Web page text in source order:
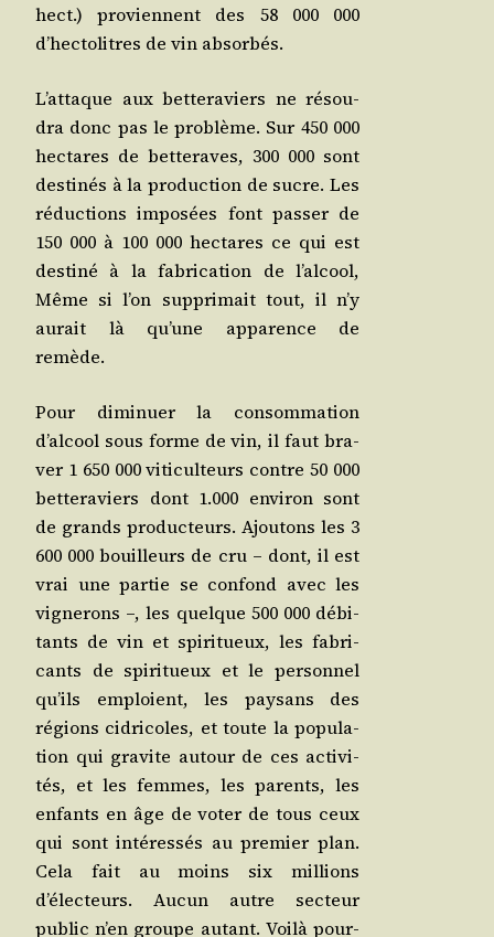
hect.) pro­viennent des 58 000 000
d’hectolitres de vin absorbés.
L’attaque aux bet­te­ra­viers ne résou­
dra donc pas le pro­blème. Sur 450 000
hec­tares de bet­te­raves, 300 000 sont
des­ti­nés à la pro­duc­tion de sucre. Les
réduc­tions impo­sées font pas­ser de
150 000 à 100 000 hec­tares ce qui est
des­ti­né à la fabri­ca­tion de l’alcool,
Même si l’on sup­pri­mait tout, il n’y
aurait là qu’une appa­rence de
remède.
Pour dimi­nuer la consom­ma­tion
d’alcool sous forme de vin, il faut bra­
ver 1 650 000 viti­cul­teurs contre 50 000
bet­te­ra­viers dont 1.000 envi­ron sont
de grands pro­duc­teurs. Ajou­tons les 3
600 000 bouilleurs de cru – dont, il est
vrai une par­tie se confond avec les
vigne­rons –, les quelque 500 000 débi­
tants de vin et spi­ri­tueux, les fabri­
cants de spi­ri­tueux et le per­son­nel
qu’ils emploient, les pay­sans des
régions cidri­coles, et toute la popu­la­
tion qui gra­vite autour de ces acti­vi­
tés, et les femmes, les parents, les
enfants en âge de voter de tous ceux
qui sont inté­res­sés au pre­mier plan.
Cela fait au moins six mil­lions
d’électeurs. Aucun autre sec­teur
public n’en groupe autant. Voi­là pour­